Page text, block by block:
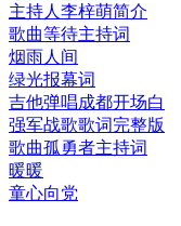
主持人李梓萌简介
歌曲等待主持词
烟雨人间
绿光报幕词
吉他弹唱成都开场白
强军战歌歌词完整版
歌曲孤勇者主持词
暖暖
童心向党